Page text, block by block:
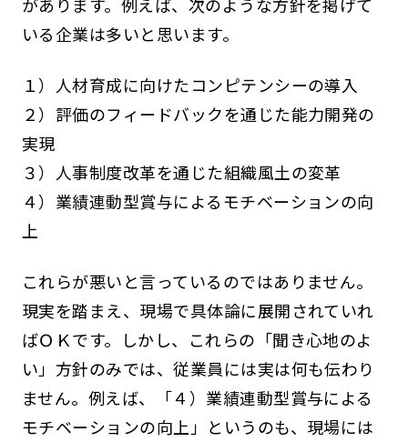
いる企業は多いと思います。
１）人材育成に向けたコンピテンシーの導入
２）評価のフィードバックを通じた能力開発の
実現
３）人事制度改革を通じた組織風土の変革
４）業績連動型賞与によるモチベーションの向
上
これらが悪いと言っているのではありません。
現実を踏まえ、現場で具体論に展開されていれ
ばＯＫです。しかし、これらの「聞き心地のよ
い」方針のみでは、従業員には実は何も伝わり
ません。例えば、「４）業績連動型賞与による
モチベーションの向上」というのも、現場には